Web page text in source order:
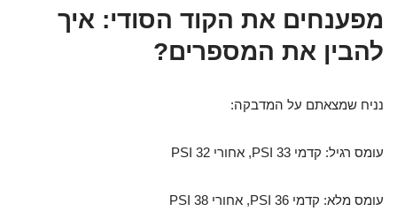
מפענחים את הקוד הסודי: איך
להבין את המספרים?
נניח שמצאתם על המדבקה:
עומס רגיל: קדמי 33 PSI, אחורי 32 PSI
עומס מלא: קדמי 36 PSI, אחורי 38 PSI